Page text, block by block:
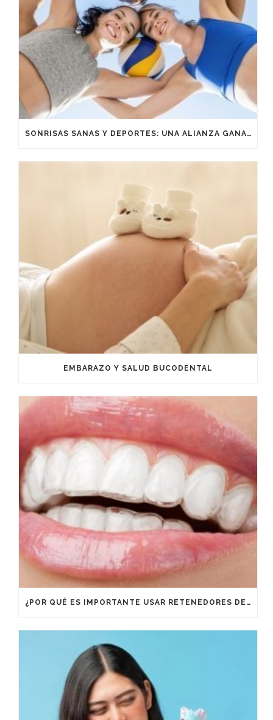
SONRISAS SANAS Y DEPORTES: UNA ALIANZA GANADORA
EMBARAZO Y SALUD BUCODENTAL
¿POR QUÉ ES IMPORTANTE USAR RETENEDORES DESPUÉS DE UN TRATAMIENTO DE ORTODONCIA?